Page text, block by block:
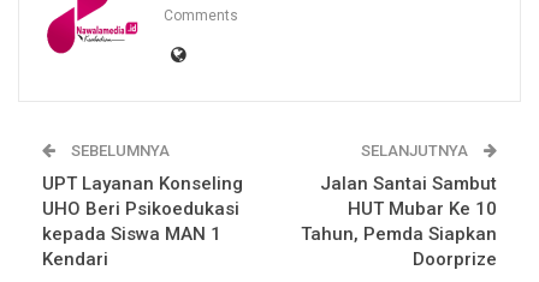
Comments
SEBELUMNYA
UPT Layanan Konseling
UHO Beri Psikoedukasi
kepada Siswa MAN 1
Kendari
SELANJUTNYA
Jalan Santai Sambut
HUT Mubar Ke 10
Tahun, Pemda Siapkan
Doorprize